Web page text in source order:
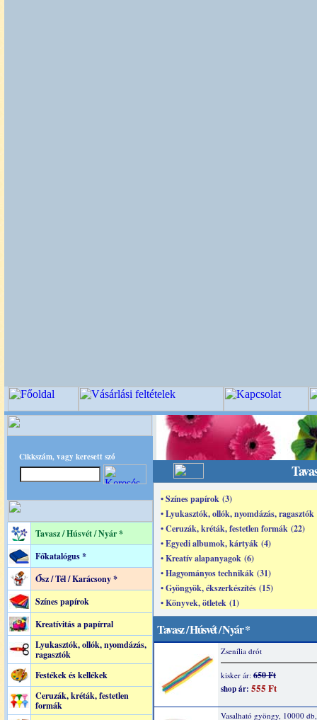
Cikkszám, vagy keresett szó
Tavasz / Húsvét / Nyár *
Főkatalógus *
Ősz / Tél / Karácsony *
Színes papírok
Kreatívitás a papírral
Lyukasztók, ollók, nyomdázás,
ragasztók
Festékek és kellékek
Ceruzák, kréták, festetlen
formák
• Színes papírok (3)
• Lyukasztók, ollók, nyomdázás, ragasztók
• Ceruzák, kréták, festetlen formák (22)
• Egyedi albumok, kártyák (4)
• Kreatív alapanyagok (6)
• Hagyományos technikák (31)
• Gyöngyök, ékszerkészítés (15)
• Könyvek, ötletek (1)
Tavasz / Húsvét / Nyár *
Zsenília drót
kisker ár: 650 Ft
shop ár: 555 Ft
Vasalható gyöngy, 10000